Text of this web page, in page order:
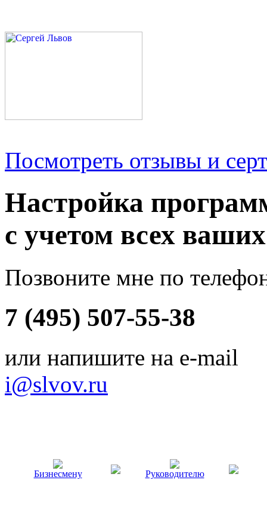
Посмотреть отзывы и
Настройка
с учетом всех
Позвоните мне по
7 (495) 507-55-38
или напишите на e-mail
i@slvov.ru
Бизнесмену Руководителю